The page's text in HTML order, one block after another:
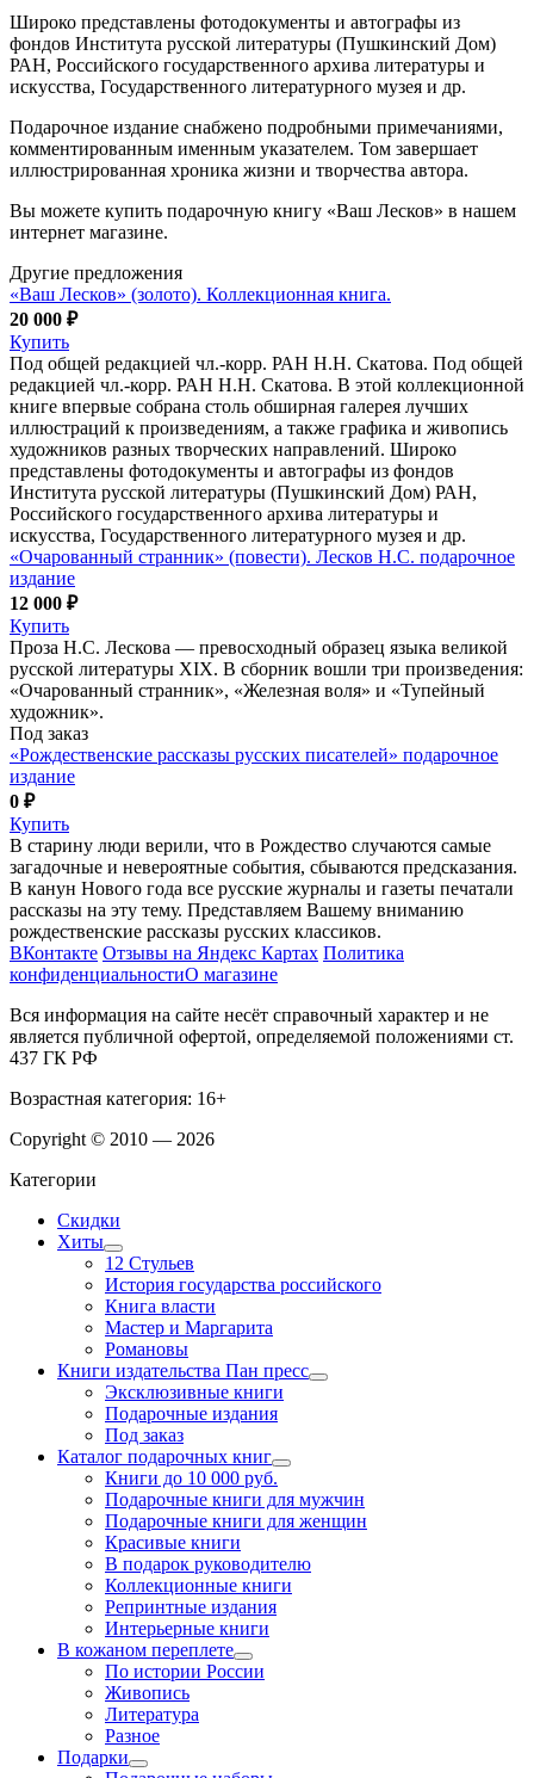
Широко представлены фотодокументы и автографы из
фондов Института русской литературы (Пушкинский Дом)
РАН, Российского государственного архива литературы и
искусства, Государственного литературного музея и др.
Подарочное издание снабжено подробными примечаниями,
комментированным именным указателем. Том завершает
иллюстрированная хроника жизни и творчества автора.
Вы можете купить подарочную книгу «Ваш Лесков» в нашем
интернет магазине.
Другие предложения
«Ваш Лесков» (золото). Коллекционная книга.
20 000 ₽
Купить
Под общей редакцией чл.-корр. РАН Н.Н. Скатова. Под общей
редакцией чл.-корр. РАН Н.Н. Скатова. В этой коллекционной
книге впервые собрана столь обширная галерея лучших
иллюстраций к произведениям, а также графика и живопись
художников разных творческих направлений. Широко
представлены фотодокументы и автографы из фондов
Института русской литературы (Пушкинский Дом) РАН,
Российского государственного архива литературы и
искусства, Государственного литературного музея и др.
«Очарованный странник» (повести). Лесков Н.С. подарочное
издание
12 000 ₽
Купить
Проза Н.С. Лескова — превосходный образец языка великой
русской литературы ХIХ. В сборник вошли три произведения:
«Очарованный странник», «Железная воля» и «Тупейный
художник».
Под заказ
«Рождественские рассказы русских писателей» подарочное
издание
0 ₽
Купить
В старину люди верили, что в Рождество случаются самые
загадочные и невероятные события, сбываются предсказания.
В канун Нового года все русские журналы и газеты печатали
рассказы на эту тему. Представляем Вашему вниманию
рождественские рассказы русских классиков.
ВКонтакте Отзывы на Яндекс Картах Политика
конфиденциальностиО магазине
Вся информация на сайте несёт справочный характер и не
является публичной офертой, определяемой положениями ст.
437 ГК РФ
Возрастная категория: 16+
Copyright © 2010 — 2026
Категории
Скидки
Хиты
12 Стульев
История государства российского
Книга власти
Мастер и Маргарита
Романовы
Книги издательства Пан пресс
Эксклюзивные книги
Подарочные издания
Под заказ
Каталог подарочных книг
Книги до 10 000 руб.
Подарочные книги для мужчин
Подарочные книги для женщин
Красивые книги
В подарок руководителю
Коллекционные книги
Репринтные издания
Интерьерные книги
В кожаном переплете
По истории России
Живопись
Литература
Разное
Подарки